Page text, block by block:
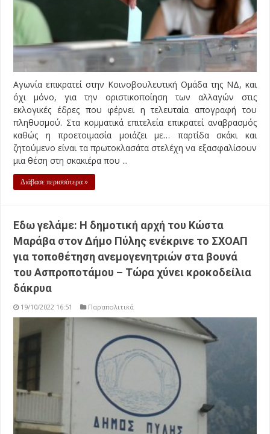
Αγωνία επικρατεί στην Κοινοβουλευτική Ομάδα της ΝΔ, και
όχι μόνο, για την οριστικοποίηση των αλλαγών στις
εκλογικές έδρες που φέρνει η τελευταία απογραφή του
πληθυσμού. Στα κομματικά επιτελεία επικρατεί αναβρασμός
καθώς η προετοιμασία μοιάζει με… παρτίδα σκάκι και
ζητούμενο είναι τα πρωτοκλασάτα στελέχη να εξασφαλίσουν
μια θέση στη σκακιέρα που ...
Διάβασε περισσότερα »
Εδω γελάμε: Η δημοτική αρχή του Κώστα
Μαράβα στον Δήμο Πύλης ενέκρινε το ΣΧΟΑΠ
για τοποθέτηση ανεμογενητριών στα βουνά
του Ασπροποτάμου – Τώρα χύνει κροκοδείλια
δάκρυα
19/10/2022 16:51 Παραπολιτικά